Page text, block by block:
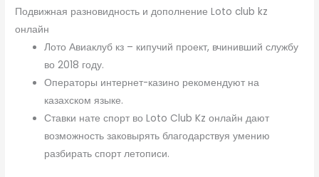
Подвижная разновидность и дополнение Loto club kz
онлайн
Лото Авиаклуб кз – кипучий проект, вчинивший службу
во 2018 году.
Операторы интернет-казино рекомендуют на
казахском языке.
Ставки нате спорт во Loto Club Kz онлайн дают
возможность заковырять благодарствуя умению
разбирать спорт летописи.